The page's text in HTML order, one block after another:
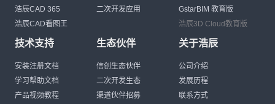
浩辰CAD 365
浩辰CAD看图王
二次开发应用
GstarBIM 教育版
浩辰3D Cloud教育版
技术支持
安装注册文档
学习帮助文档
产品视频教程
生态伙伴
信创生态伙伴
二次开发生态
渠道伙伴招募
关于浩辰
公司介绍
发展历程
联系方式